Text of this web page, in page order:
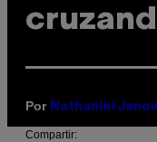
Por Nathaniel
Compartir: